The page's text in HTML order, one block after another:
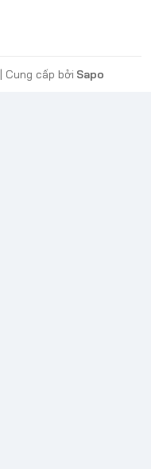
| Cung cấp bởi Sapo